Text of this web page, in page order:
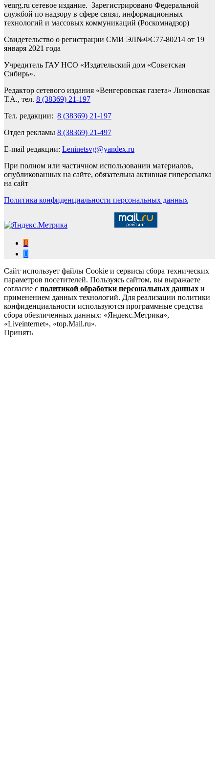
venrg.ru сетевое издание. Зарегистрировано Федеральной
службой по надзору в сфере связи, информационных
технологий и массовых коммуникаций (Роскомнадзор)
Свидетельство о регистрации СМИ ЭЛ№ФС77-80214 от 19
января 2021 года
Учредитель ГАУ НСО «Издательский дом «Советская
Сибирь».
Редактор сетевого издания «Венгеровская газета» Линовская
Т.А., тел. 8 (38369) 21-197
Тел. редакции: 8 (38369) 21-197
Отдел рекламы 8 (38369) 21-497
E-mail редакции: Leninetsvg@yandex.ru
При полном или частичном использовании материалов,
опубликованных на сайте, обязательна активная гиперссылка
на сайт
Политика конфиденциальности персональных данных
Сайт использует файлы Cookie и сервисы сбора технических
параметров посетителей. Пользуясь сайтом, вы выражаете
согласие с политикой обработки персональных данных и
применением данных технологий. Для реализации политики
конфиденциальности используются программные средства
сбора обезличенных данных: «Яндекс.Метрика»,
«Liveinternet», «top.Mail.ru».
Принять